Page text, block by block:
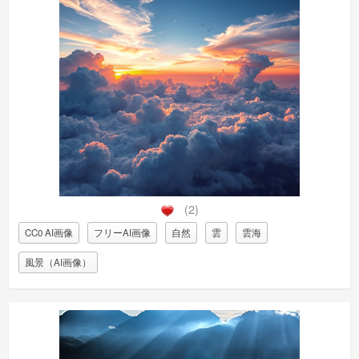
(2)
CC0 AI画像 フリーAI画像 自然 雲 雲海
風景（AI画像）